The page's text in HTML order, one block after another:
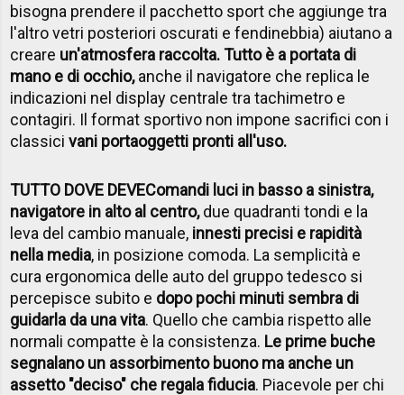
bisogna prendere il pacchetto sport che aggiunge tra
l'altro vetri posteriori oscurati e fendinebbia) aiutano a
creare un'atmosfera raccolta. Tutto è a portata di
mano e di occhio,anche il navigatore che replica le
indicazioni nel display centrale tra tachimetro e
contagiri. Il format sportivo non impone sacrifici con i
classicivani portaoggetti pronti all'uso.
TUTTO DOVE DEVEComandi luci in basso a sinistra,
navigatore in alto al centro,due quadranti tondi e la
leva del cambio manuale, innesti precisi e rapidità
nella media, in posizione comoda. La semplicità e
cura ergonomica delle auto del gruppo tedesco si
percepisce subito e dopo pochi minuti sembra di
guidarla da una vita. Quello che cambia rispetto alle
normali compatte è la consistenza. Le prime buche
segnalano un assorbimento buono ma anche un
assetto "deciso" che regala fiducia. Piacevole per chi